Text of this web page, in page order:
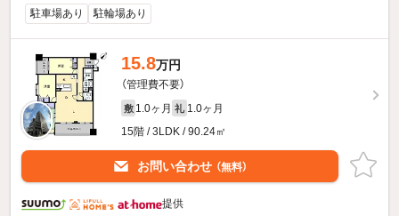
駐車場あり 駐輪場あり
15.8万円
（管理費不要）
敷 1.0ヶ月 礼 1.0ヶ月
15階 / 3LDK / 90.24㎡
お問い合わせ （無料）
提供